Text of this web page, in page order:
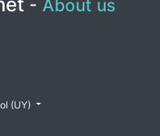
- About us
(UY)